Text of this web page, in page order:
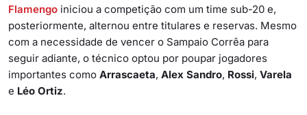
Flamengo iniciou a competição com um time sub-20 e,
posteriormente, alternou entre titulares e reservas. Mesmo
com a necessidade de vencer o Sampaio Corrêa para
seguir adiante, o técnico optou por poupar jogadores
importantes como Arrascaeta, Alex Sandro, Rossi, Varela
e Léo Ortiz.